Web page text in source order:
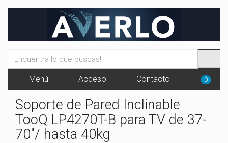
Menú Acceso Contacto 0
Soporte de Pared Inclinable
TooQ LP4270T-B para TV de 37-
70"/ hasta 40kg